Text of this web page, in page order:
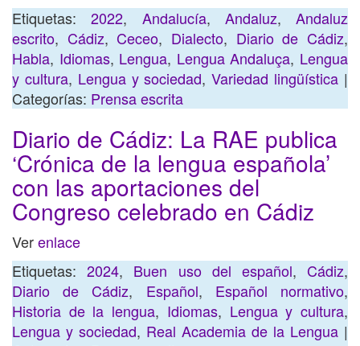
Etiquetas:2022, Andalucía, Andaluz, Andaluz
escrito, Cádiz,Ceceo, Dialecto, Diario de Cádiz,
Habla, Idiomas, Lengua, Lengua Andaluça, Lengua
y cultura, Lengua y sociedad,Variedad lingüística |
Categorías: Prensa escrita
Diario de Cádiz: La RAE publica
‘Crónica de la lengua española’
con las aportaciones del
Congreso celebrado en Cádiz
Verenlace
Etiquetas:2024, Buen uso del español,Cádiz,
Diario de Cádiz, Español, Español normativo,
Historia de la lengua, Idiomas, Lengua y cultura,
Lengua y sociedad, Real Academia de la Lengua |